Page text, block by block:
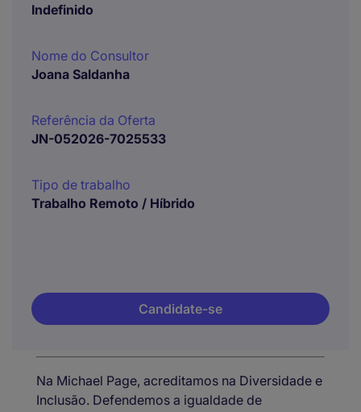
Indefinido
Nome do Consultor
Joana Saldanha
Referência da Oferta
JN-052026-7025533
Tipo de trabalho
Trabalho Remoto / Híbrido
Candidate-se
Na Michael Page, acreditamos na Diversidade e
Inclusão. Defendemos a igualdade de